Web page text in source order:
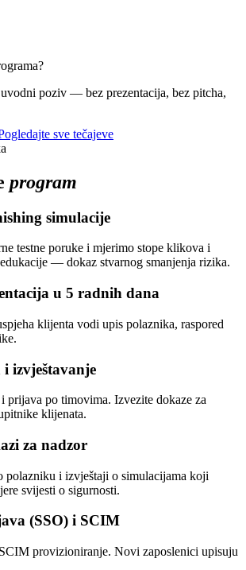
poziv — bez prezentacija, bez pitcha,
sve tečajeve
program
simulacije
testne poruke i mjerimo stope klikova i
— dokaz stvarnog smanjenja rizika.
u 5 radnih dana
klijenta vodi upis polaznika, raspored
izvještavanje
prijava po timovima. Izvezite dokaze za
klijenata.
za nadzor
polazniku i izvještaji o simulacijama koji
svijesti o sigurnosti.
(SSO) i SCIM
provizioniranje. Novi zaposlenici upisuju